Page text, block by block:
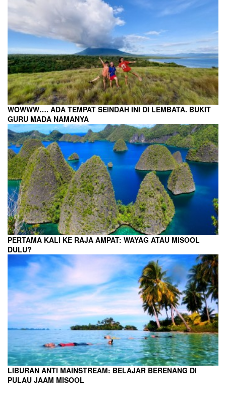
WOWWW…. ADA TEMPAT SEINDAH INI DI LEMBATA. BUKIT
GURU MADA NAMANYA
PERTAMA KALI KE RAJA AMPAT: WAYAG ATAU MISOOL
DULU?
LIBURAN ANTI MAINSTREAM: BELAJAR BERENANG DI
PULAU JAAM MISOOL